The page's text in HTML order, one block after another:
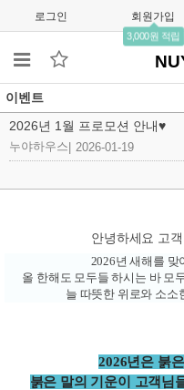
로그인 회원가입
3,000원 적립
이벤트
2026년 1월 프로모션 안내♥
누야하우스 2026-01-19
안녕하세요 고
2026년 새해를 맞
올 한해도 모두들 하시는 바 모
늘 따뜻한 위로와 소소
2026년은 붉
붉은 말의 기운이 고객님